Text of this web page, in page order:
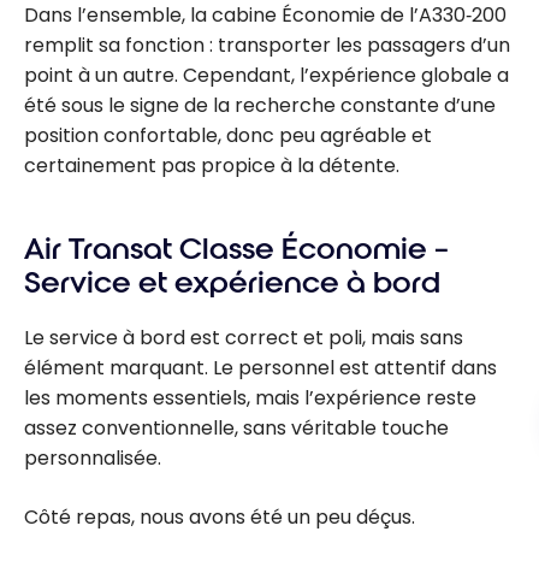
Dans l’ensemble, la cabine Économie de l’A330‑200
remplit sa fonction : transporter les passagers d’un
point à un autre. Cependant, l’expérience globale a
été sous le signe de la recherche constante d’une
position confortable, donc peu agréable et
certainement pas propice à la détente.
Air Transat Classe Économie –
Service et expérience à bord
Le service à bord est correct et poli, mais sans
élément marquant. Le personnel est attentif dans
les moments essentiels, mais l’expérience reste
assez conventionnelle, sans véritable touche
personnalisée.
Côté repas, nous avons été un peu déçus.